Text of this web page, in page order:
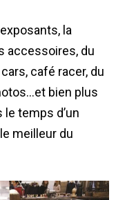
la
accessoires, du
café racer, du
bien plus
temps d’un
meilleur du